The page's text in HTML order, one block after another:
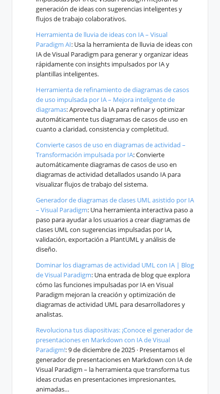
generación de ideas con sugerencias inteligentes y
flujos de trabajo colaborativos.
Herramienta de lluvia de ideas con IA – Visual
Paradigm AI: Usa la herramienta de lluvia de ideas con
IA de Visual Paradigm para generar y organizar ideas
rápidamente con insights impulsados por IA y
plantillas inteligentes.
Herramienta de refinamiento de diagramas de casos
de uso impulsada por IA – Mejora inteligente de
diagramas: Aprovecha la IA para refinar y optimizar
automáticamente tus diagramas de casos de uso en
cuanto a claridad, consistencia y completitud.
Convierte casos de uso en diagramas de actividad –
Transformación impulsada por IA: Convierte
automáticamente diagramas de casos de uso en
diagramas de actividad detallados usando IA para
visualizar flujos de trabajo del sistema.
Generador de diagramas de clases UML asistido por IA
– Visual Paradigm: Una herramienta interactiva paso a
paso para ayudar a los usuarios a crear diagramas de
clases UML con sugerencias impulsadas por IA,
validación, exportación a PlantUML y análisis de
diseño.
Dominar los diagramas de actividad UML con IA | Blog
de Visual Paradigm: Una entrada de blog que explora
cómo las funciones impulsadas por IA en Visual
Paradigm mejoran la creación y optimización de
diagramas de actividad UML para desarrolladores y
analistas.
Revoluciona tus diapositivas: ¡Conoce el generador de
presentaciones en Markdown con IA de Visual
Paradigm!: 9 de diciembre de 2025 · Presentamos el
generador de presentaciones en Markdown con IA de
Visual Paradigm – la herramienta que transforma tus
ideas crudas en presentaciones impresionantes,
animadas…